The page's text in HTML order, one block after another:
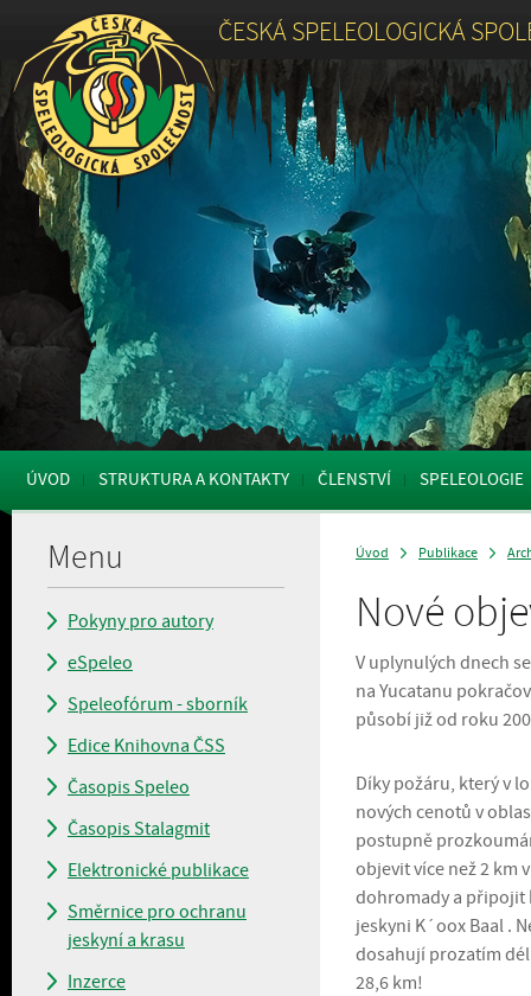
ČESKÁ SPELEOLOGICKÁ
ÚVOD STRUKTURA A KONTAKTY ČLENSTVÍ SPELEOLOGIE
Menu
Pokyny pro autory
eSpeleo
Speleofórum - sborník
Edice Knihovna ČSS
Časopis Speleo
Časopis Stalagmit
Elektronické publikace
Směrnice pro ochranu
jeskyní a krasu
Inzerce
Úvod Publikace
Nové
V uplynulých dnech
na Yucatanu
působí již od roku
Díky požáru, který v
nových cenotů v
postupně
objevit více než 2 km
dohromady a připojit
jeskyni K´oox Baal .
dosahují prozatím
28,6 km!